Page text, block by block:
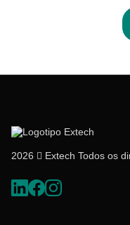
2026  Extech Todos os